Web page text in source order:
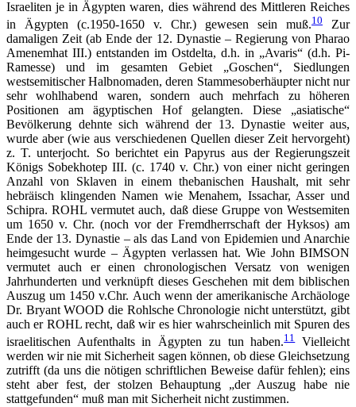
Israeliten je in Ägypten waren, dies während des Mittleren Reiches
in Ägypten (c.1950-1650 v. Chr.) gewesen sein muß.10
Zur
damaligen Zeit (ab Ende der 12. Dynastie – Regierung von Pharao
Amenemhat III.) entstanden im Ostdelta, d.h. in „Avaris“ (d.h. Pi-
Ramesse) und im gesamten Gebiet „Goschen“, Siedlungen
westsemitischer Halbnomaden, deren Stammesoberhäupter nicht nur
sehr wohlhabend waren, sondern auch mehrfach zu höheren
Positionen am ägyptischen Hof gelangten. Diese „asiatische“
Bevölkerung dehnte sich während der 13. Dynastie weiter aus,
wurde aber (wie aus verschiedenen Quellen dieser Zeit hervorgeht)
z. T. unterjocht. So berichtet ein Papyrus aus der Regierungszeit
Königs Sobekhotep III. (c. 1740 v. Chr.) von einer nicht geringen
Anzahl von Sklaven in einem thebanischen Haushalt, mit sehr
hebräisch klingenden Namen wie Menahem, Issachar, Asser und
Schipra. ROHL vermutet auch, daß diese Gruppe von Westsemiten
um 1650 v. Chr. (noch vor der Fremdherrschaft der Hyksos) am
Ende der 13. Dynastie – als das Land von Epidemien und Anarchie
heimgesucht wurde – Ägypten verlassen hat. Wie John BIMSON
vermutet auch er einen chronologischen Versatz von wenigen
Jahrhunderten und verknüpft dieses Geschehen mit dem biblischen
Auszug um 1450 v.Chr. Auch wenn der amerikanische Archäologe
Dr. Bryant WOOD die Rohlsche Chronologie nicht unterstützt, gibt
auch er ROHL recht, daß wir es hier wahrscheinlich mit Spuren des
israelitischen Aufenthalts in Ägypten zu tun haben.11 Vielleicht
werden wir nie mit Sicherheit sagen können, ob diese Gleichsetzung
zutrifft (da uns die nötigen schriftlichen Beweise dafür fehlen); eins
steht aber fest, der stolzen Behauptung „der Auszug habe nie
stattgefunden“ muß man mit Sicherheit nicht zustimmen.